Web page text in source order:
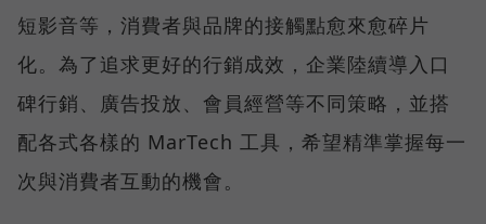
短影音等，消費者與品牌的接觸點愈來愈碎片
化。為了追求更好的行銷成效，企業陸續導入口
碑行銷、廣告投放、會員經營等不同策略，並搭
配各式各樣的 MarTech 工具，希望精準掌握每一
次與消費者互動的機會。